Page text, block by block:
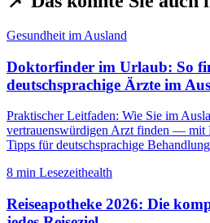
Gesundheit im Ausland
Doktorfinder im Urlaub: So
deutschsprachige Ärzte im
Praktischer Leitfaden: Wie Sie im
vertrauenswürdigen Arzt finden — mit
Tipps für deutschsprachige
8 min Lesezeithealth
Reiseapotheke 2026: Die